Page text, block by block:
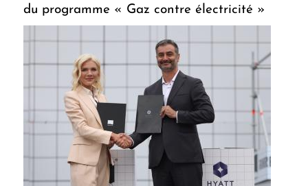
du programme « Gaz contre électricité »